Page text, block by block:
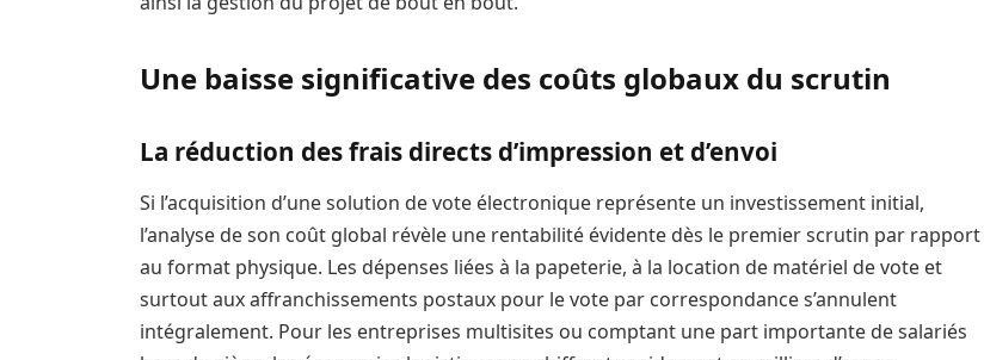
Une baisse significative des coûts globaux du scrutin
La réduction des frais directs d’impression et d’envoi
Si l’acquisition d’une solution de vote électronique représente un investissement initial,
l’analyse de son coût global révèle une rentabilité évidente dès le premier scrutin par rapport
au format physique. Les dépenses liées à la papeterie, à la location de matériel de vote et
surtout aux affranchissements postaux pour le vote par correspondance s’annulent
intégralement. Pour les entreprises multisites ou comptant une part importante de salariés